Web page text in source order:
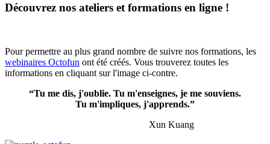
Découvrez nos ateliers et formations en ligne !
Pour permettre au plus grand nombre de suivre nos formations, les
webinaires Octofun ont été créés. Vous trouverez toutes les
informations en cliquant sur l'image ci-contre.
“Tu me dis, j'oublie. Tu m'enseignes, je me souviens.
Tu m'impliques, j'apprends.”
Xun Kuang